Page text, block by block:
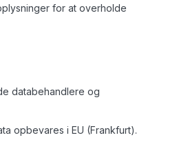
for at overholde
databehandlere og
opbevares i EU (Frankfurt).